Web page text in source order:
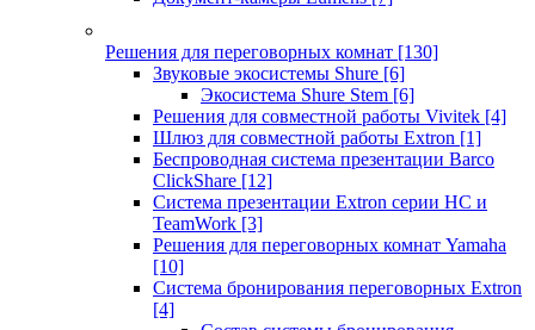
Решения для переговорных комнат [130]
Звуковые экосистемы Shure [6]
Экосистема Shure Stem [6]
Решения для совместной работы Vivitek [4]
Шлюз для совместной работы Extron [1]
Беспроводная система презентации Barco
ClickShare [12]
Система презентации Extron серии HC и
TeamWork [3]
Решения для переговорных комнат Yamaha
[10]
Система бронирования переговорных Extron
[4]